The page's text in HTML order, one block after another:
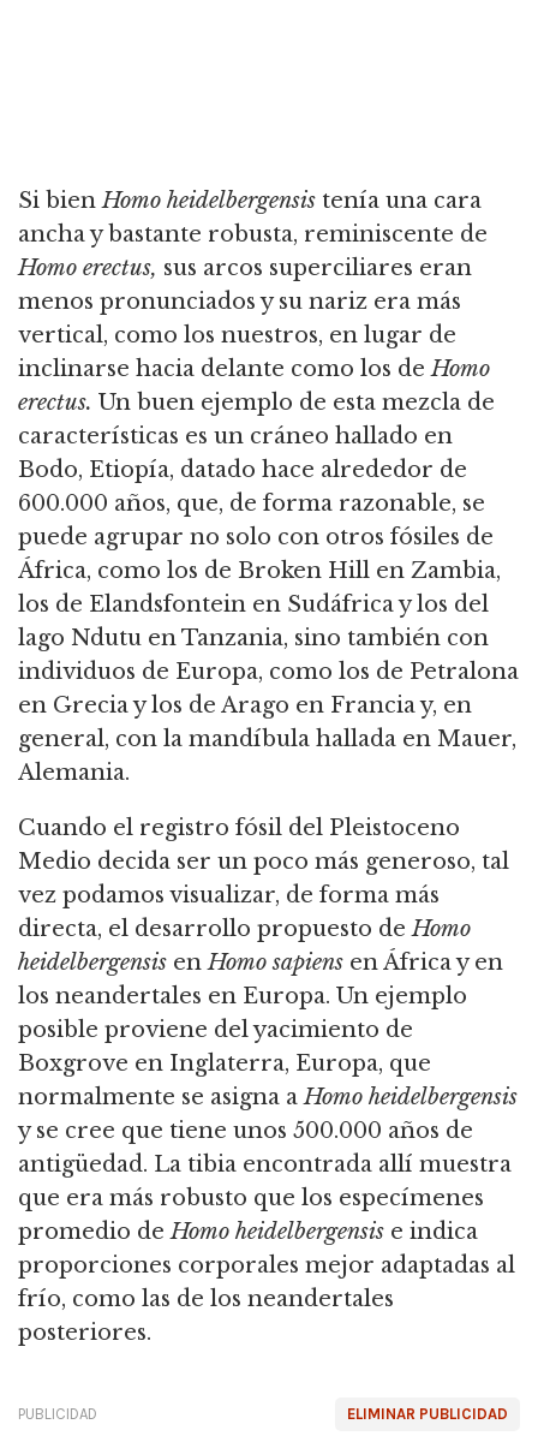
Si bienHomo heidelbergensis tenía una cara
ancha y bastante robusta, reminiscente de
Homo erectus, sus arcos superciliares eran
menos pronunciados y su nariz era más
vertical, como los nuestros, en lugar de
inclinarse hacia delante como los deHomo
erectus. Un buen ejemplo de esta mezcla de
características es un cráneo hallado en
Bodo, Etiopía, datado hace alrededor de
600.000 años, que, de forma razonable, se
puede agrupar no solo con otros fósiles de
África, como los de Broken Hill en Zambia,
los de Elandsfontein en Sudáfrica y los del
lago Ndutu en Tanzania, sino también con
individuos de Europa, como los de Petralona
en Grecia y los de Arago en Francia y, en
general, con la mandíbula hallada en Mauer,
Alemania.
Cuando el registro fósil del Pleistoceno
Medio decida ser un poco más generoso, tal
vez podamos visualizar, de forma más
directa, el desarrollo propuesto deHomo
heidelbergensis enHomo sapiens en África y en
los neandertales en Europa. Un ejemplo
posible proviene del yacimiento de
Boxgrove en Inglaterra, Europa, que
normalmente se asigna aHomo heidelbergensis
y se cree que tiene unos 500.000 años de
antigüedad. La tibia encontrada allí muestra
que era más robusto que los especímenes
promedio deHomo heidelbergensis e indica
proporciones corporales mejor adaptadas al
frío, como las de los neandertales
posteriores.
ELIMINAR PUBLICIDAD
PUBLICIDAD